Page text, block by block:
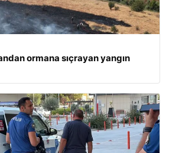
ormana sıçrayan yangın